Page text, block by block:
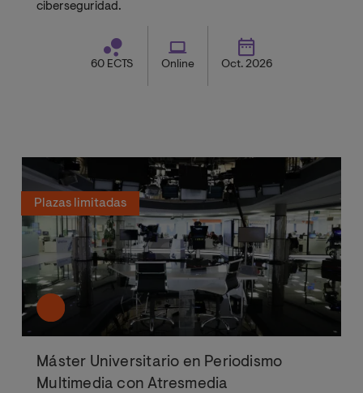
ciberseguridad.
60 ECTS Online Oct. 2026
Plazas limitadas
Máster Universitario en Periodismo
Multimedia con Atresmedia